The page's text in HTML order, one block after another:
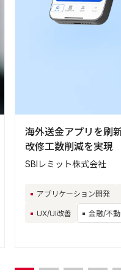
海外送金アプリを刷
改修工数削減を実現
SBIレミット株式会社
アプリケーション開発
UX/UI改善 金融/不